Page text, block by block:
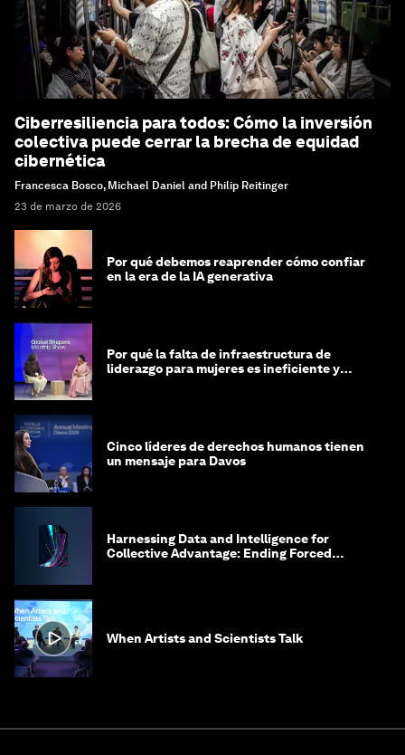
Ciberresiliencia para todos: Cómo la inversión
colectiva puede cerrar la brecha de equidad
cibernética
Francesca Bosco, Michael Daniel and Philip Reitinger
23 de marzo de 2026
Por qué debemos reaprender cómo confiar
en la era de la IA generativa
Por qué la falta de infraestructura de
liderazgo para mujeres es ineficiente y
Cinco líderes de derechos humanos tienen
un mensaje para Davos
Harnessing Data and Intelligence for
Collective Advantage: Ending Forced
When Artists and Scientists Talk